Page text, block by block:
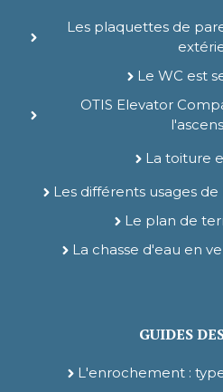
Les plaquettes de
Le WC est
OTIS Elevator
La toiture
Les différents usages
Le plan de
La chasse d'eau en
GUIDES
L'enrochement :